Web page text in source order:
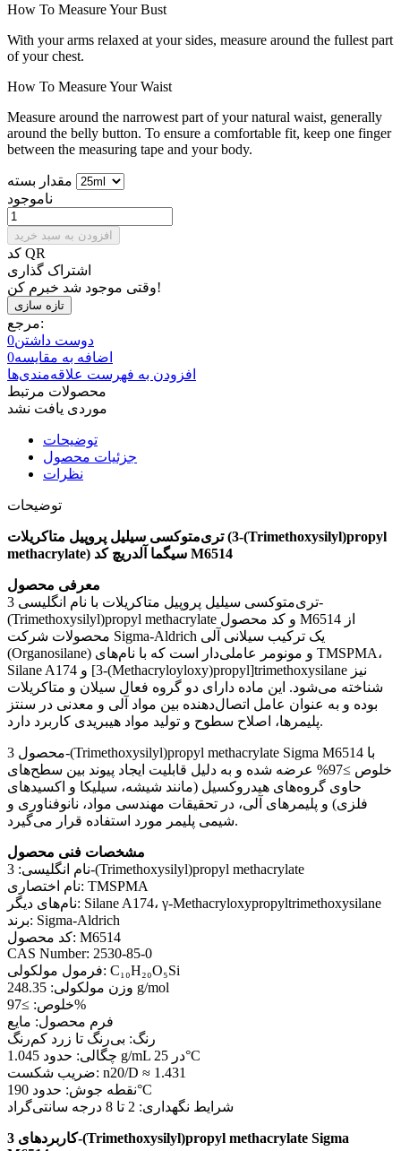
How To Measure Your Bust
With your arms relaxed at your sides, measure around the fullest part
of your chest.
How To Measure Your Waist
Measure around the narrowest part of your natural waist, generally
around the belly button. To ensure a comfortable fit, keep one finger
between the measuring tape and your body.
مقدار بسته
ناموجود
افزودن به سبد خرید
کد QR
اشتراک گذاری
وقتی موجود شد خبرم کن!
مرجع:
دوست داشتن0
اضافه به مقایسه0
افزودن به فهرست علاقه‌مندی‌ها
محصولات مرتبط
موردی یافت نشد
توضیحات
جزئیات محصول
نظرات
توضیحات
تری‌متوکسی سیلیل پروپیل متاکریلات (3-(Trimethoxysilyl)propyl
methacrylate) سیگما آلدریچ کد M6514
معرفی محصول
تری‌متوکسی سیلیل پروپیل متاکریلات با نام انگلیسی 3-
(Trimethoxysilyl)propyl methacrylate و کد محصول M6514 از
محصولات شرکت Sigma-Aldrich یک ترکیب سیلانی آلی
(Organosilane) و مونومر عاملی‌دار است که با نام‌های TMSPMA،
Silane A174 و [3-(Methacryloyloxy)propyl]trimethoxysilane نیز
شناخته می‌شود. این ماده دارای دو گروه فعال سیلان و متاکریلات
بوده و به عنوان عامل اتصال‌دهنده بین مواد آلی و معدنی در سنتز
پلیمرها، اصلاح سطوح و تولید مواد هیبریدی کاربرد دارد.
محصول 3-(Trimethoxysilyl)propyl methacrylate Sigma M6514 با
خلوص ≥97% عرضه شده و به دلیل قابلیت ایجاد پیوند بین سطح‌های
حاوی گروه‌های هیدروکسیل (مانند شیشه، سیلیکا و اکسیدهای
فلزی) و پلیمرهای آلی، در تحقیقات مهندسی مواد، نانوفناوری و
شیمی پلیمر مورد استفاده قرار می‌گیرد.
مشخصات فنی محصول
نام انگلیسی: 3-(Trimethoxysilyl)propyl methacrylate
نام اختصاری: TMSPMA
نام‌های دیگر: Silane A174، γ-Methacryloxypropyltrimethoxysilane
برند: Sigma-Aldrich
کد محصول: M6514
CAS Number: 2530-85-0
فرمول مولکولی: C₁₀H₂₀O₅Si
وزن مولکولی: 248.35 g/mol
خلوص: ≥97%
فرم محصول: مایع
رنگ: بی‌رنگ تا زرد کم‌رنگ
چگالی: حدود 1.045 g/mL در 25°C
ضریب شکست: n20/D ≈ 1.431
نقطه جوش: حدود 190°C
شرایط نگهداری: 2 تا 8 درجه سانتی‌گراد
کاربردهای 3-(Trimethoxysilyl)propyl methacrylate Sigma